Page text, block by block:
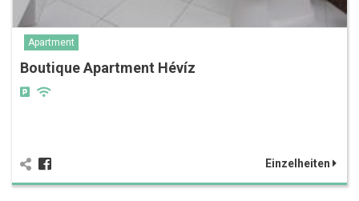
Apartment
Boutique Apartment Hévíz
Einzelheiten